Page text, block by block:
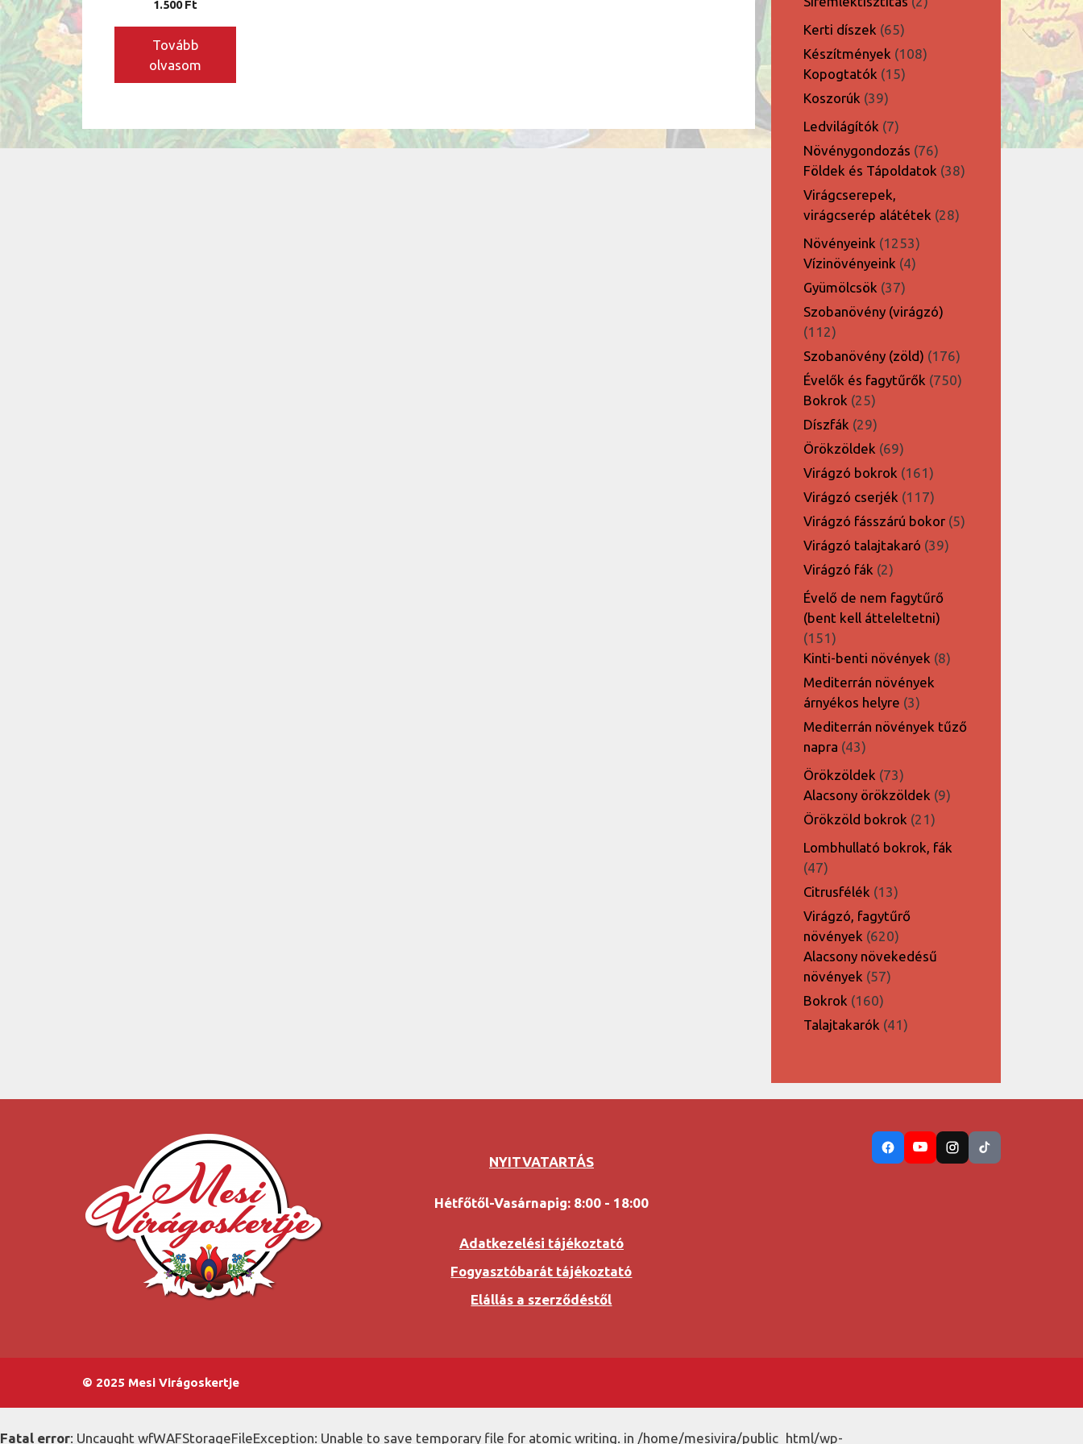
1.500Ft
Tovább
olvasom
Kerti díszek 6565
termék
Készítmények 108108
Kopogtatók 1515
Koszorúk 3939
termék
Ledvilágítók 77
termék
Növénygondozás 7676
termék
Földek és Tápoldatok 3838
Virágcserepek,
virágcserép alátétek 2828
Növényeink 12531253
termék
Vízinövényeink 44
Gyümölcsök 3737
termék
Szobanövény (virágzó)
112112
termék
Szobanövény (zöld) 176176
termék
Évelők és fagytűrők 750750
Bokrok 2525
termék
Díszfák 2929
termék
Örökzöldek 6969
termék
Virágzó bokrok 161161
termék
Virágzó cserjék 117117
termék
Virágzó fásszárú bokor 55
Virágzó talajtakaró 3939
Virágzó fák 22
termék
Évelő de nem fagytűrő
(bent kell átteleltetni)
151151
termék
Kinti-benti növények 88
Mediterrán növények
árnyékos helyre 33
termék
Mediterrán növények tűző
napra 4343
termék
Örökzöldek 7373
termék
Alacsony örökzöldek 99
Örökzöld bokrok 2121
termék
Lombhullató bokrok, fák
4747
termék
Citrusfélék 1313
termék
Virágzó, fagytűrő
növények 620620
termék
Alacsony növekedésű
növények 5757
Bokrok 160160
termék
Talajtakarók 4141
NYITVATARTÁS
Hétfőtől-Vasárnapig: 8:00 - 18:00
Adatkezelési tájékoztató
Fogyasztóbarát tájékoztató
Elállás a szerződéstől
© 2025 Mesi Virágoskertje
Fatal error: Uncaught wfWAFStorageFileException: Unable to save temporary file for atomic writing. in /home/mesivira/public_html/wp-